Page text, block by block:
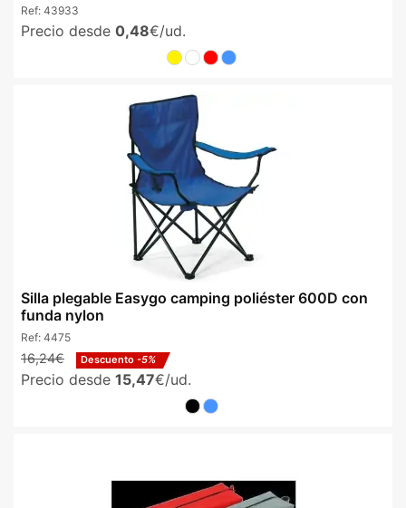
Ref: 43933
Precio desde 0,48€/ud.
Silla plegable Easygo camping poliéster 600D con
funda nylon
Ref: 4475
16,24€ Descuento -5%
Precio desde 15,47€/ud.